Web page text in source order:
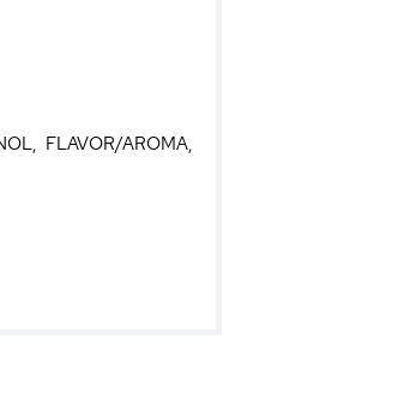
FLAVOR/AROMA,